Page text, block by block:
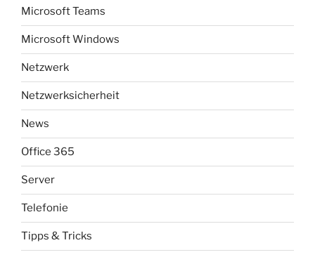
Microsoft Teams
Microsoft Windows
Netzwerk
Netzwerksicherheit
News
Office 365
Server
Telefonie
Tipps & Tricks